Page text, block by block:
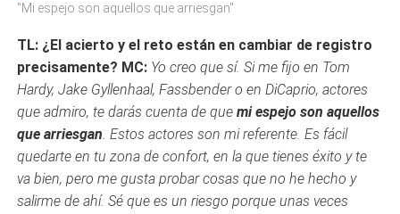
"Mi espejo son aquellos que arriesgan"
TL: ¿El acierto y el reto están en cambiar de registro
precisamente? MC: Yo creo que sí. Si me fijo en Tom
Hardy, Jake Gyllenhaal, Fassbender o en DiCaprio, actores
que admiro, te darás cuenta de que mi espejo son aquellos
que arriesgan. Estos actores son mi referente. Es fácil
quedarte en tu zona de confort, en la que tienes éxito y te
va bien, pero me gusta probar cosas que no he hecho y
salirme de ahí. Sé que es un riesgo porque unas veces